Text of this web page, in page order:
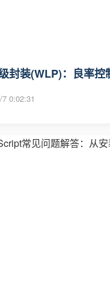
封装(WLP)：良率控
0:02:31